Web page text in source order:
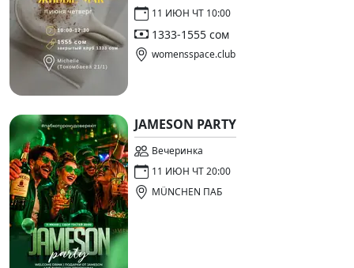
11 ИЮН ЧТ 10:00
1333-1555 сом
womensspace.club
JAMESON PARTY
Вечеринка
11 ИЮН ЧТ 20:00
MÜNCHEN ПАБ